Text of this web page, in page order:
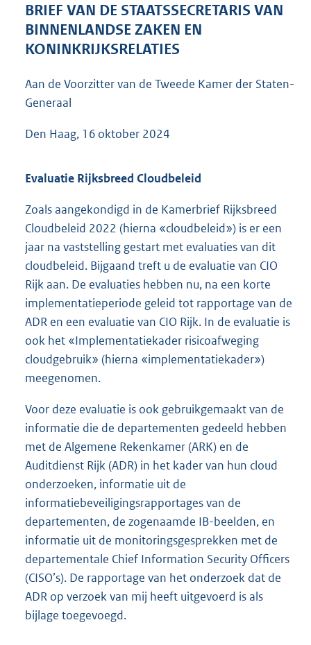
:
6
BRIEF VAN DE STAATSSECRETARIS VAN
BINNENLANDSE ZAKEN EN
KONINKRIJKSRELATIES
Aan de Voorzitter van de Tweede Kamer der Staten-
Generaal
Den Haag, 16 oktober 2024
Evaluatie Rijksbreed Cloudbeleid
Zoals aangekondigd in de Kamerbrief Rijksbreed
Cloudbeleid 2022 (hierna «cloudbeleid») is er een
jaar na vaststelling gestart met evaluaties van dit
cloudbeleid. Bijgaand treft u de evaluatie van CIO
Rijk aan. De evaluaties hebben nu, na een korte
implementatieperiode geleid tot rapportage van de
ADR en een evaluatie van CIO Rijk. In de evaluatie is
ook het «Implementatiekader risicoafweging
cloudgebruik» (hierna «implementatiekader»)
meegenomen.
Voor deze evaluatie is ook gebruikgemaakt van de
informatie die de departementen gedeeld hebben
met de Algemene Rekenkamer (ARK) en de
Auditdienst Rijk (ADR) in het kader van hun cloud
onderzoeken, informatie uit de
informatiebeveiligingsrapportages van de
departementen, de zogenaamde IB-beelden, en
informatie uit de monitoringsgesprekken met de
departementale Chief Information Security Officers
(CISO’s). De rapportage van het onderzoek dat de
ADR op verzoek van mij heeft uitgevoerd is als
bijlage toegevoegd.